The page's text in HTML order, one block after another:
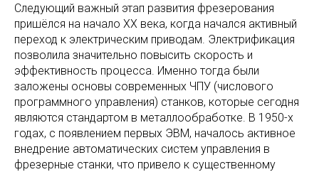
Следующий важный этап развития фрезерования
пришёлся на начало XX века, когда начался активный
переход к электрическим приводам. Электрификация
позволила значительно повысить скорость и
эффективность процесса. Именно тогда были
заложены основы современных ЧПУ (числового
программного управления) станков, которые сегодня
являются стандартом в металлообработке. В 1950-х
годах, с появлением первых ЭВМ, началось активное
внедрение автоматических систем управления в
фрезерные станки, что привело к существенному